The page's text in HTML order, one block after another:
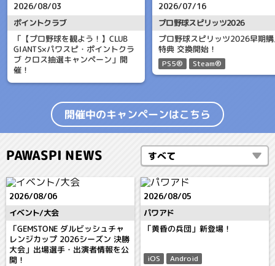
2026/08/03
ポイントクラブ
「【プロ野球を観よう！】CLUB
GIANTS×パワスピ・ポイントクラ
ブ クロス抽選キャンペーン」開
催！
2026/07/16
プロ野球スピリッツ2026
プロ野球スピリッツ2026早期
特典 交換開始！
PS5® Steam®
開催中のキャンペーンはこちら
PAWASPI NEWS すべて
2026/08/06
イベント/大会
「GEMSTONE ダルビッシュチャ
レンジカップ 2026シーズン 決勝
大会」出場選手・出演者情報を公
開！
2026/08/05
パワアド
「黄昏の兵団」新登場！
iOS Android